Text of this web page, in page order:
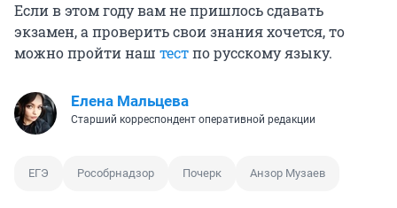
Если в этом году вам не пришлось сдавать
экзамен, а проверить свои знания хочется, то
можно пройти наш тестпо русскому языку.
Елена Мальцева
Старший корреспондент оперативной редакции
ЕГЭ Рособрнадзор Почерк Анзор Музаев